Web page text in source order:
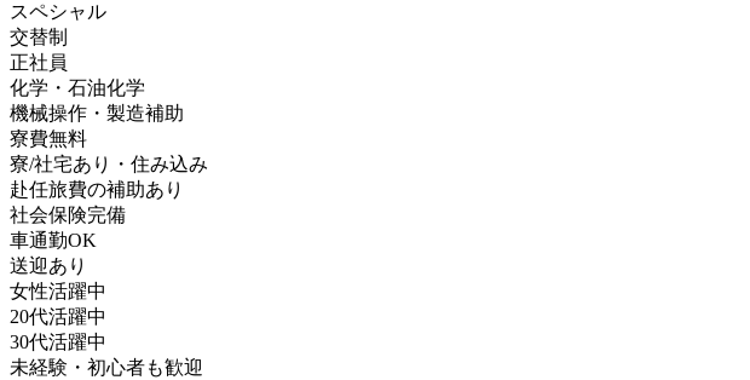
スペシャル
交替制
正社員
化学・石油化学
機械操作・製造補助
寮費無料
寮/社宅あり・住み込み
赴任旅費の補助あり
社会保険完備
車通勤OK
送迎あり
女性活躍中
20代活躍中
30代活躍中
未経験・初心者も歓迎